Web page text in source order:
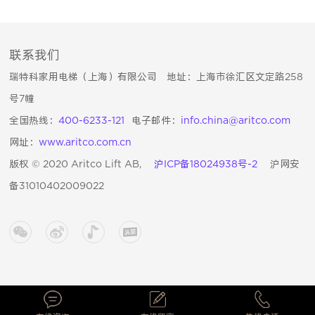
联系我们
瑞特科家用电梯（上海）有限公司 地址：上海市徐汇区文定路258
号7幢
全国热线：400-6233-121 电子邮件： info.china@aritco.com
网址：www.aritco.com.cn
版权 © 2020 Aritco Lift AB,沪ICP备18024938号-2 沪网安
备31010402009022